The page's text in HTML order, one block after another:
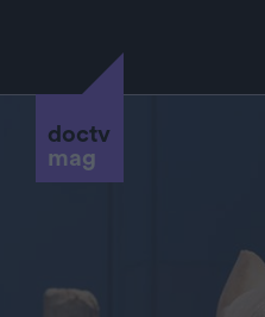
doctv
mag